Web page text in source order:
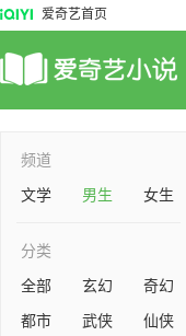
爱奇艺首页
频道
文学
男生 女生
分类
全部
玄幻
奇幻
都市
武侠
仙侠